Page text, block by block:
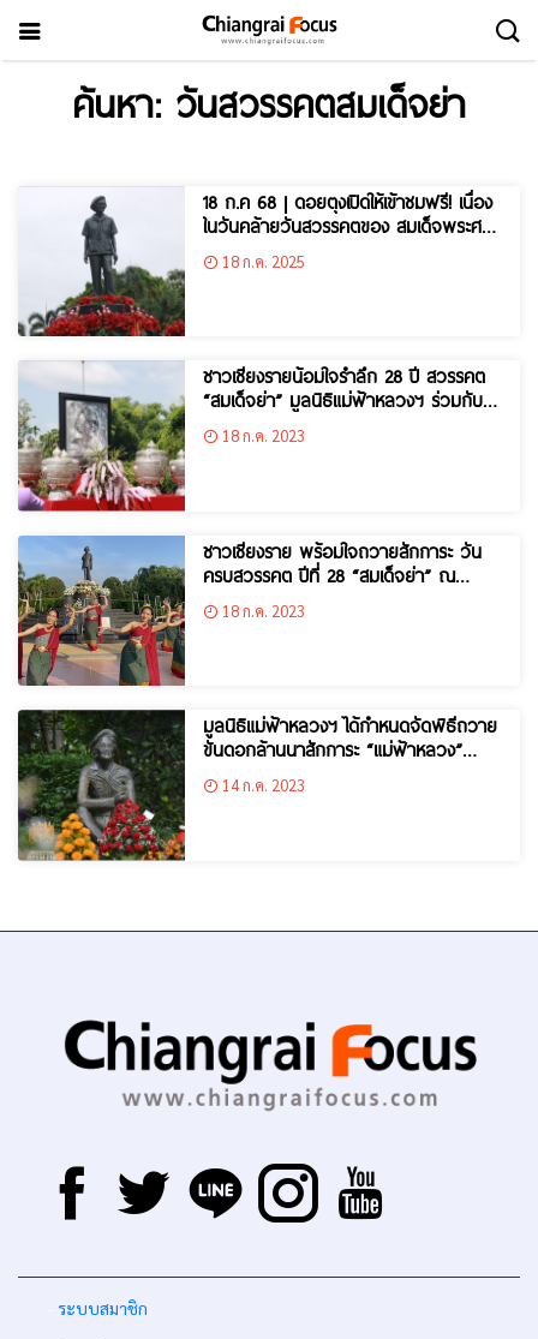
ค้นหา: วันสวรรคตสมเด็จย่า
18 ก.ค 68 | ดอยตุงเปิดให้เข้าชมฟรี! เนื่อง
ในวันคล้ายวันสวรรคตของ สมเด็จพระศรี
นครินทราบรมราชชนนี (สมเด็จย่า) และพิธี
วางพวงมาลาสักการะฯ
18 ก.ค. 2025
ชาวเชียงรายน้อมใจรำลึก 28 ปี สวรรคต
“สมเด็จย่า” มูลนิธิแม่ฟ้าหลวงฯ ร่วมกับ
จังหวัดเชียงรายจัดพิธีถวายขันดอก น้อม
รำลึกถึงพระมหากรุณาธิคุณของ “แม่ฟ้า
18 ก.ค. 2023
ชาวเชียงราย พร้อมใจถวายสักการะ วัน
ครบสวรรคต ปีที่ 28 “สมเด็จย่า” ณ
ม.ราชภัฏเชียงราย
18 ก.ค. 2023
มูลนิธิแม่ฟ้าหลวงฯ ได้กำหนดจัดพิธีถวาย
ขันดอกล้านนาสักการะ “แม่ฟ้าหลวง”
เป็นการถวายความเคารพอย่างสูงสุดตาม
ประเพณีล้านนา
14 ก.ค. 2023
ระบบสมาชิก